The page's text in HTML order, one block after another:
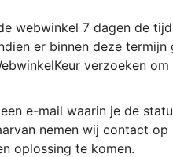
webwinkel 7 dagen de
er binnen deze termijn
verzoeken om
e-mail waarin je de
nemen wij contact op
oplossing te komen.